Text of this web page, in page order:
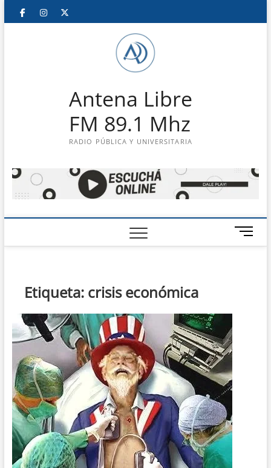
Saltar
FacebookInstagram
Antena Libre
FM 89.1 Mhz
RADIO PÚBLICA Y UNIVERSITARIA
B
o
Etiqueta: crisis económica